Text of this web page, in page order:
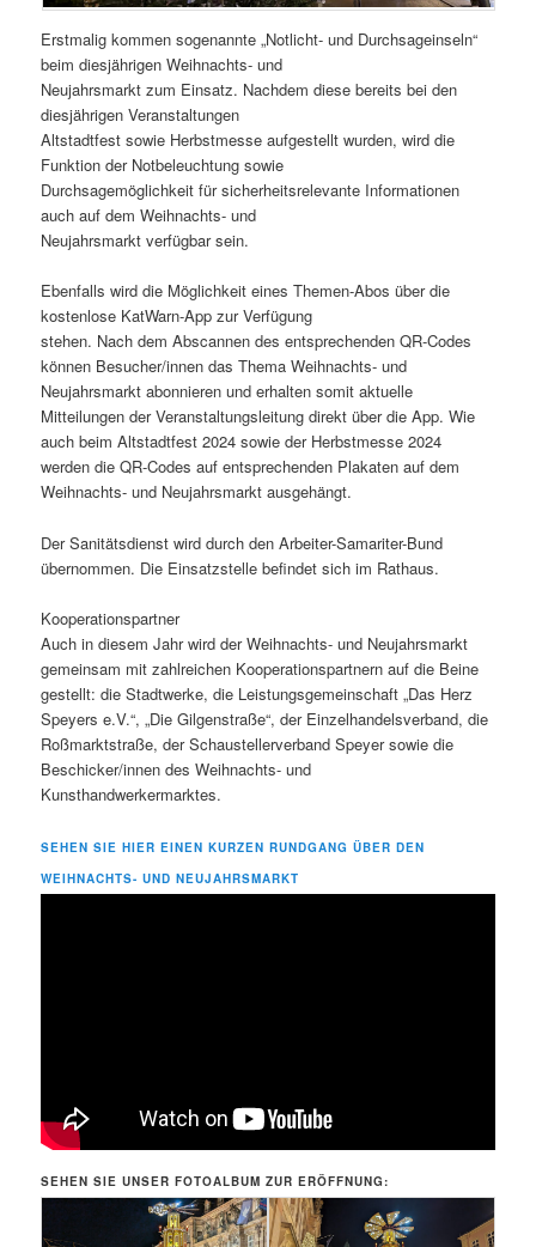
Erstmalig kommen sogenannte „Notlicht- und Durchsageinseln“
beim diesjährigen Weihnachts- und
Neujahrsmarkt zum Einsatz. Nachdem diese bereits bei den
diesjährigen Veranstaltungen
Altstadtfest sowie Herbstmesse aufgestellt wurden, wird die
Funktion der Notbeleuchtung sowie
Durchsagemöglichkeit für sicherheitsrelevante Informationen
auch auf dem Weihnachts- und
Neujahrsmarkt verfügbar sein.
Ebenfalls wird die Möglichkeit eines Themen-Abos über die
kostenlose KatWarn-App zur Verfügung
stehen. Nach dem Abscannen des entsprechenden QR-Codes
können Besucher/innen das Thema Weihnachts- und
Neujahrsmarkt abonnieren und erhalten somit aktuelle
Mitteilungen der Veranstaltungsleitung direkt über die App. Wie
auch beim Altstadtfest 2024 sowie der Herbstmesse 2024
werden die QR-Codes auf entsprechenden Plakaten auf dem
Weihnachts- und Neujahrsmarkt ausgehängt.
Der Sanitätsdienst wird durch den Arbeiter-Samariter-Bund
übernommen. Die Einsatzstelle befindet sich im Rathaus.
Kooperationspartner
Auch in diesem Jahr wird der Weihnachts- und Neujahrsmarkt
gemeinsam mit zahlreichen Kooperationspartnern auf die Beine
gestellt: die Stadtwerke, die Leistungsgemeinschaft „Das Herz
Speyers e.V.“, „Die Gilgenstraße“, der Einzelhandelsverband, die
Roßmarktstraße, der Schaustellerverband Speyer sowie die
Beschicker/innen des Weihnachts- und
Kunsthandwerkermarktes.
SEHEN SIE HIER EINEN KURZEN RUNDGANG ÜBER DEN
WEIHNACHTS- UND NEUJAHRSMARKT
SEHEN SIE UNSER FOTOALBUM ZUR ERÖFFNUNG: